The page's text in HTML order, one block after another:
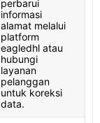
perbarui
informasi
alamat melalui
platform
eagledhl atau
hubungi
layanan
pelanggan
untuk koreksi
data.